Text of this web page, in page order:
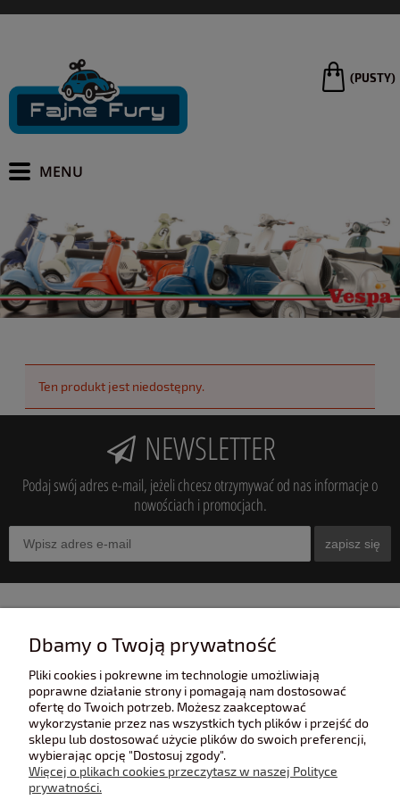
(PUSTY)
Ten produkt jest niedostępny.
NEWSLETTER
Podaj swój adres e-mail, jeżeli chcesz otrzymywać od nas informacje o
nowościach i promocjach.
zapisz się
POMOC
POLECANE STRONY
Dbamy o Twoją prywatność
Pliki cookies i pokrewne im technologie umożliwiają
poprawne działanie strony i pomagają nam dostosować
ofertę do Twoich potrzeb. Możesz zaakceptować
wykorzystanie przez nas wszystkich tych plików i przejść do
sklepu lub dostosować użycie plików do swoich preferencji,
wybierając opcję "Dostosuj zgody".
Więcej o plikach cookies przeczytasz w naszej Polityce
prywatności.